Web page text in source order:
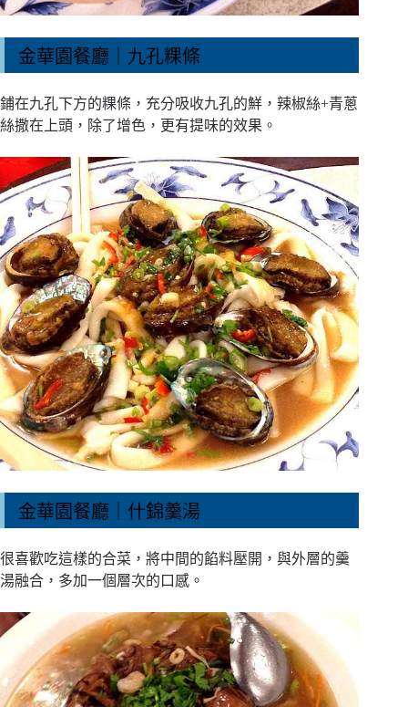
金華園餐廳｜九孔粿條
鋪在九孔下方的粿條，充分吸收九孔的鮮，辣椒絲+青蔥
絲撒在上頭，除了增色，更有提味的效果。
金華園餐廳｜什錦羹湯
很喜歡吃這樣的合菜，將中間的餡料壓開，與外層的羹
湯融合，多加一個層次的口感。